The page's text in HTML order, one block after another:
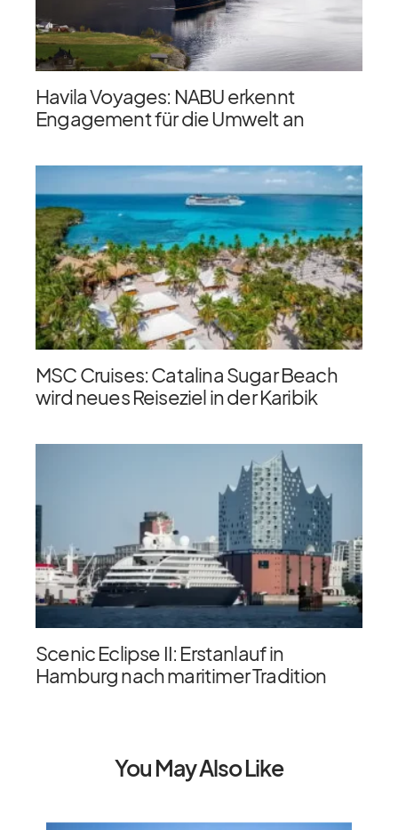
Havila Voyages: NABU erkennt
Engagement für die Umwelt an
MSC Cruises: Catalina Sugar Beach
wird neues Reiseziel in der Karibik
Scenic Eclipse II: Erstanlauf in
Hamburg nach maritimer Tradition
You May Also Like